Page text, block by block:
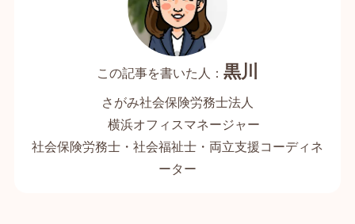
黒川
さがみ社会保険労務士法人
横浜オフィスマネージャー
社会保険労務士・社会福祉士・両立支援コーディネ
ーター